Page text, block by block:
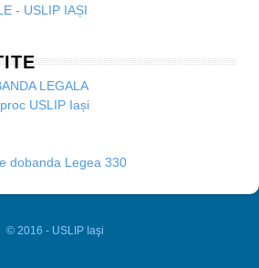
- USLIP IAȘI
LEGALA
USLIP Iași
dobanda Legea 330
© 2016 - USLIP Iaşi